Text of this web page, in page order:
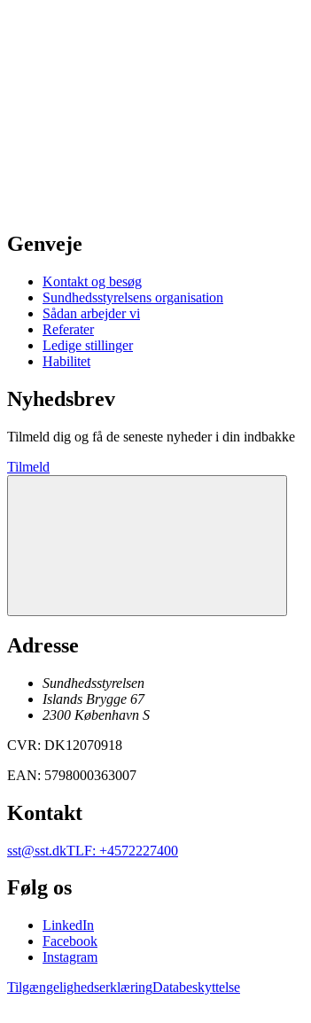
Genveje
Kontakt og besøg
Sundhedsstyrelsens organisation
Sådan arbejder vi
Referater
Ledige stillinger
Habilitet
Nyhedsbrev
Tilmeld dig og få de seneste nyheder i din indbakke
Tilmeld
Adresse
Sundhedsstyrelsen
Islands Brygge 67
2300 København S
CVR: DK12070918
EAN: 5798000363007
Kontakt
sst@sst.dkTLF: +4572227400
Følg os
LinkedIn
Facebook
Instagram
TilgængelighedserklæringDatabeskyttelse